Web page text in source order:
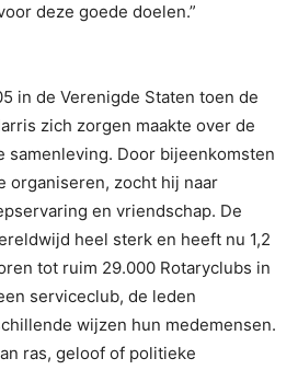
deze goede doelen.”
in de Verenigde Staten toen de
zich zorgen maakte over de
samenleving. Door bijeenkomsten
organiseren, zocht hij naar
en vriendschap. De
heel sterk en heeft nu 1,2
tot ruim 29.000 Rotaryclubs in
serviceclub, de leden
wijzen hun medemensen.
ras, geloof of politieke